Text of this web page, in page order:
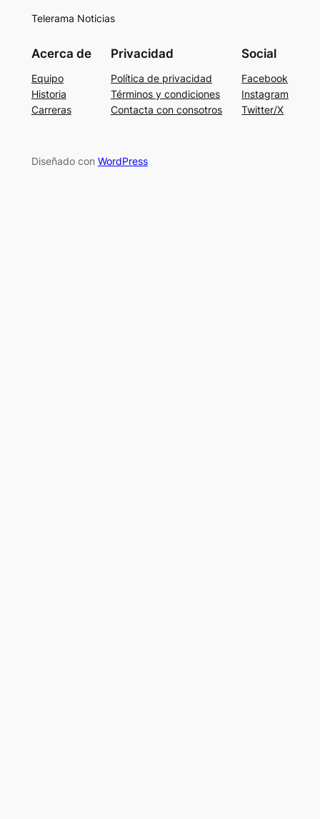
Telerama Noticias
Acerca de
Equipo
Historia
Carreras
Privacidad
Política de privacidad
Términos y condiciones
Contacta con consotros
Social
Facebook
Instagram
Twitter/X
Diseñado con WordPress